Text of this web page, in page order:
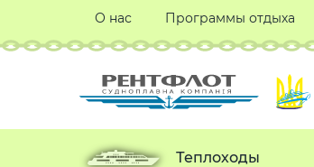
О нас Программы отдыха
Теплоходы